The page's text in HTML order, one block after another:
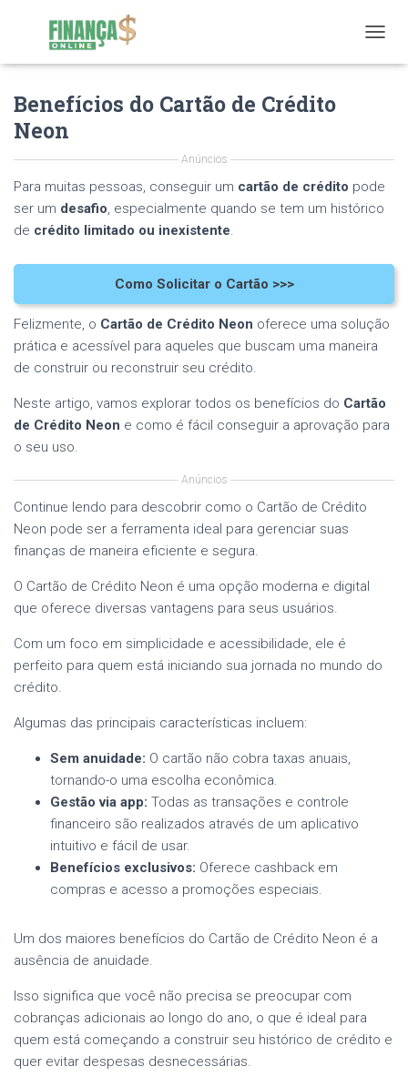
O
V
N
Benefícios do Cartão de Crédito
Neon
Anúncios
Para muitas pessoas, conseguir um cartão de crédito pode
ser um desafio, especialmente quando se tem um histórico
de crédito limitado ou inexistente.
Como Solicitar o Cartão >>>
Felizmente, o Cartão de Crédito Neon oferece uma solução
prática e acessível para aqueles que buscam uma maneira
de construir ou reconstruir seu crédito.
Neste artigo, vamos explorar todos os benefícios do Cartão
de Crédito Neon e como é fácil conseguir a aprovação para
o seu uso.
Anúncios
Continue lendo para descobrir como o Cartão de Crédito
Neon pode ser a ferramenta ideal para gerenciar suas
finanças de maneira eficiente e segura.
O Cartão de Crédito Neon é uma opção moderna e digital
que oferece diversas vantagens para seus usuários.
Com um foco em simplicidade e acessibilidade, ele é
perfeito para quem está iniciando sua jornada no mundo do
crédito.
Algumas das principais características incluem:
Sem anuidade: O cartão não cobra taxas anuais,
tornando-o uma escolha econômica.
Gestão via app: Todas as transações e controle
financeiro são realizados através de um aplicativo
intuitivo e fácil de usar.
Benefícios exclusivos: Oferece cashback em
compras e acesso a promoções especiais.
Um dos maiores benefícios do Cartão de Crédito Neon é a
ausência de anuidade.
Isso significa que você não precisa se preocupar com
cobranças adicionais ao longo do ano, o que é ideal para
quem está começando a construir seu histórico de crédito e
quer evitar despesas desnecessárias.